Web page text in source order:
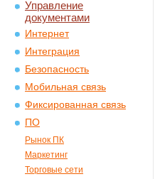
Управление
документами
Интернет
Интеграция
Безопасность
Мобильная связь
Фиксированная связь
ПО
Рынок ПК
Маркетинг
Торговые сети